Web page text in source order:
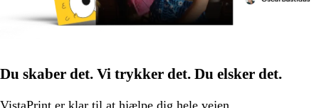
Du skaber det. Vi trykker det. Du elsker det.
VistaPrint er klar til at hjælpe dig hele vejen.